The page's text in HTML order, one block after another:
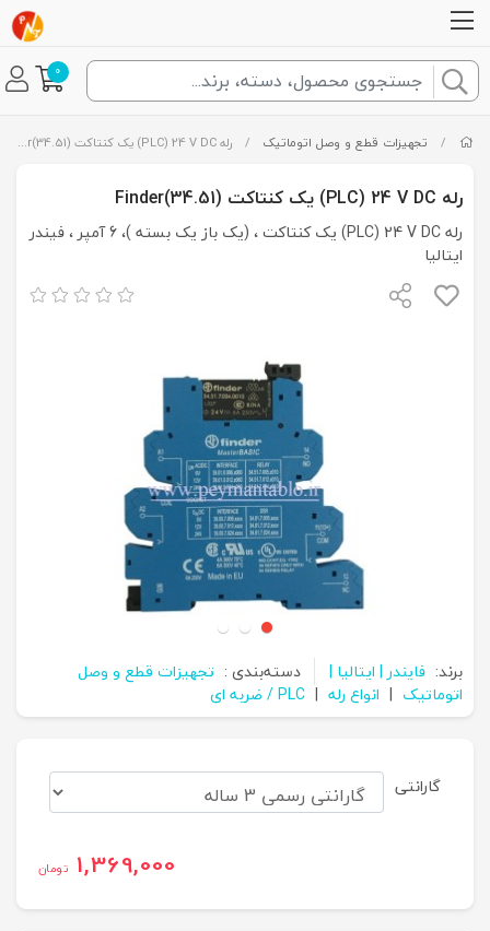
0
/ تجهیزات قطع و وصل اتوماتیک / رله PLC) 24 V DC) یک کنتاکت (Finder(34.51
رله PLC) 24 V DC) یک کنتاکت (Finder(34.51
رله PLC) 24 V DC) یک کنتاکت ، (یک باز یک بسته )، 6 آمپر ، فیندر
ایتالیا
برند: فایندر | ایتالیا | دسته‌بندی : تجهیزات قطع و وصل
اتوماتیک | انواع رله | PLC / ضربه ای
گارانتی
1,369,000 تومان